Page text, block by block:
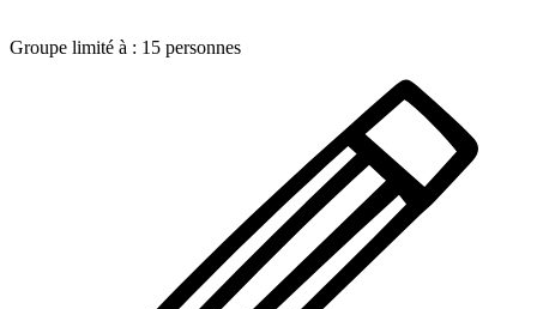
Groupe limité à : 15 personnes